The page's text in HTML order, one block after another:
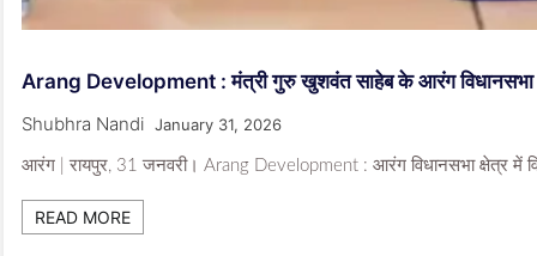
Arang Development : मंत्री गुरु खुशवंत साहेब के आरंग विधानसभा
Shubhra Nandi January 31, 2026
आरंग | रायपुर, 31 जनवरी। Arang Development : आरंग विधानसभा क्षेत्र में
READ MORE